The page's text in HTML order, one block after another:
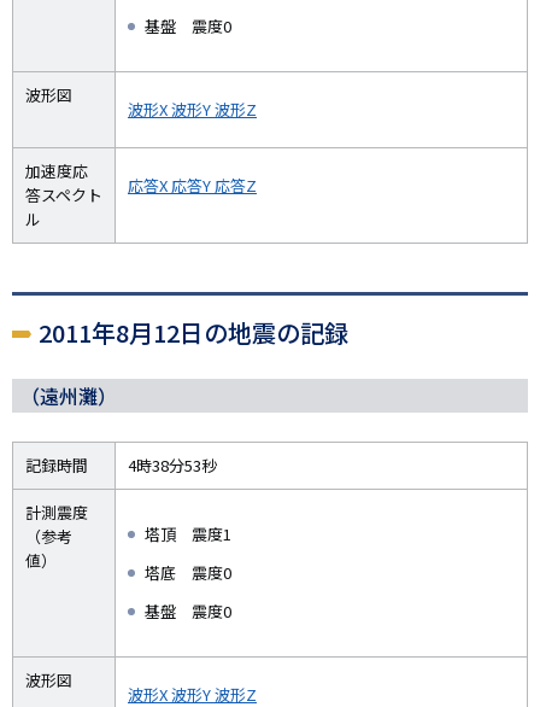
基盤 震度0
波形図
波形X波形Y波形Z
加速度応
答スペクト
ル
応答X 応答Y 応答Z
2011年8月12日の地震の記録
（遠州灘）
記録時間 4時38分53秒
計測震度
（参考
値）
塔頂 震度1
塔底 震度0
基盤 震度0
波形図
波形X波形Y波形Z